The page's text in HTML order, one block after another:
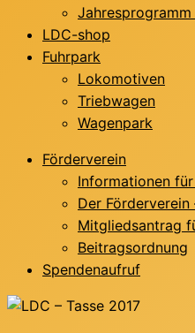
LDC-shop
Fuhrpark
Lokomotiven
Triebwagen
Wagenpark
Förderverein
Informationen
Der
Mitgliedsantrag
Beitragsordnung
Spendenaufruf